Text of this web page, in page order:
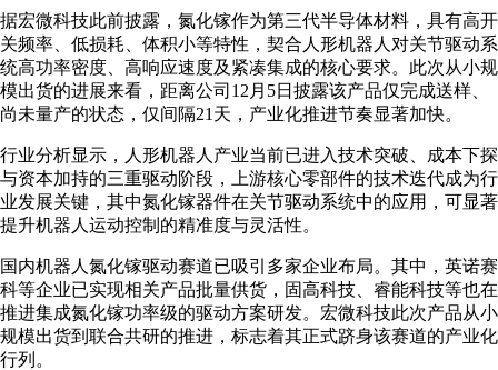
据宏微科技此前披露，氮化镓作为第三代半导体材料，具有高开
关频率、低损耗、体积小等特性，契合人形机器人对关节驱动系
统高功率密度、高响应速度及紧凑集成的核心要求。此次从小规
模出货的进展来看，距离公司12月5日披露该产品仅完成送样、
尚未量产的状态，仅间隔21天，产业化推进节奏显著加快。
行业分析显示，人形机器人产业当前已进入技术突破、成本下探
与资本加持的三重驱动阶段，上游核心零部件的技术迭代成为行
业发展关键，其中氮化镓器件在关节驱动系统中的应用，可显著
提升机器人运动控制的精准度与灵活性。
国内机器人氮化镓驱动赛道已吸引多家企业布局。其中，英诺赛
科等企业已实现相关产品批量供货，固高科技、睿能科技等也在
推进集成氮化镓功率级的驱动方案研发。宏微科技此次产品从小
规模出货到联合共研的推进，标志着其正式跻身该赛道的产业化
行列。